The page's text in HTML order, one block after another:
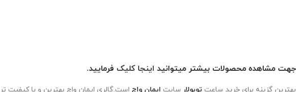
جهت مشاهده محصولات بیشتر میتوانید اینجا کلیک فرمایید.
بهترین گزینه برای خرید ساعت توبولار سایت ایمان واچ است.گالری ایمان واچ بهترین و با کیفیت